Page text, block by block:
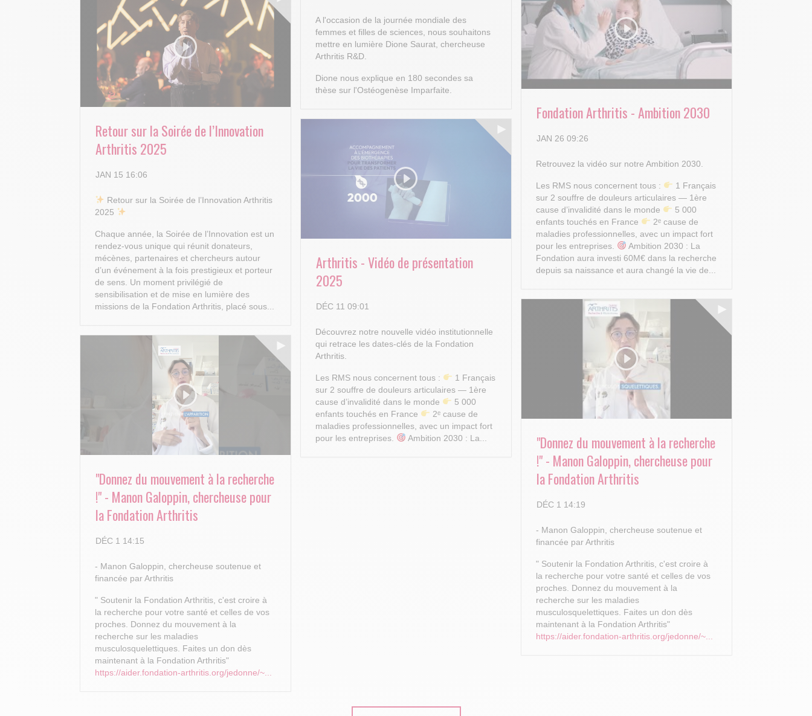
A l'occasion de la journée mondiale des
femmes et filles de sciences, nous souhaitons
mettre en lumière Dione Saurat, chercheuse
Arthritis R&D.
Dione nous explique en 180 secondes sa
thèse sur l'Ostéogenèse Imparfaite.
Fondation Arthritis - Ambition 2030
JAN 26 09:26
Retrouvez la vidéo sur notre Ambition 2030.
Les RMS nous concernent tous :
1 Français
sur 2 souffre de douleurs articulaires — 1ère
cause d’invalidité dans le monde
5 000
enfants touchés en France
2ᵉ cause de
maladies professionnelles, avec un impact fort
pour les entreprises.
Ambition 2030 : La
Fondation aura investi 60M€ dans la recherche
depuis sa naissance et aura changé la vie de...
Retour sur la Soirée de l’Innovation
Arthritis 2025
JAN 15 16:06
​ Retour sur la Soirée de l’Innovation Arthritis
2025
Chaque année, la Soirée de l’Innovation est un
rendez-vous unique qui réunit donateurs,
mécènes, partenaires et chercheurs autour
d’un événement à la fois prestigieux et porteur
de sens. Un moment privilégié de
sensibilisation et de mise en lumière des
missions de la Fondation Arthritis, placé sous...
Arthritis - Vidéo de présentation
2025
DÉC 11 09:01
Découvrez notre nouvelle vidéo institutionnelle
qui retrace les dates-clés de la Fondation
Arthritis.
Les RMS nous concernent tous :
1 Français
sur 2 souffre de douleurs articulaires — 1ère
cause d’invalidité dans le monde
5 000
enfants touchés en France
2ᵉ cause de
maladies professionnelles, avec un impact fort
pour les entreprises.
Ambition 2030 : La...
"Donnez du mouvement à la recherche
!" - Manon Galoppin, chercheuse pour
la Fondation Arthritis
DÉC 1 14:19
- Manon Galoppin, chercheuse soutenue et
financée par Arthritis
" Soutenir la Fondation Arthritis, c'est croire à
la recherche pour votre santé et celles de vos
proches. Donnez du mouvement à la
recherche sur les maladies
musculosquelettiques. Faites un don dès
maintenant à la Fondation Arthritis"
https://aider.fondation-arthritis.org/jedonne/~...
"Donnez du mouvement à la recherche
!" - Manon Galoppin, chercheuse pour
la Fondation Arthritis
DÉC 1 14:15
- Manon Galoppin, chercheuse soutenue et
financée par Arthritis
" Soutenir la Fondation Arthritis, c'est croire à
la recherche pour votre santé et celles de vos
proches. Donnez du mouvement à la
recherche sur les maladies
musculosquelettiques. Faites un don dès
maintenant à la Fondation Arthritis"
https://aider.fondation-arthritis.org/jedonne/~...